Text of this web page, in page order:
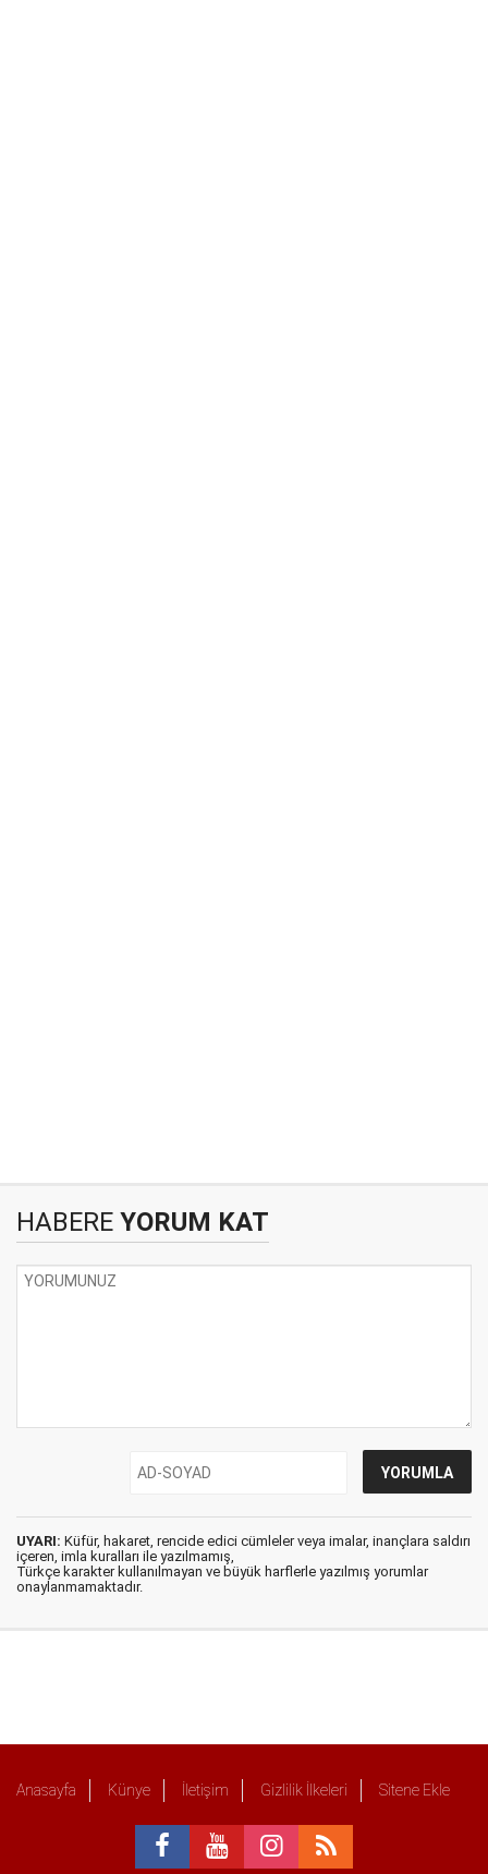
HABERE YORUM KAT
UYARI: Küfür, hakaret, rencide edici cümleler veya imalar, inançlara saldırı
içeren, imla kuralları ile yazılmamış,
Türkçe karakter kullanılmayan ve büyük harflerle yazılmış yorumlar
onaylanmamaktadır.
Anasayfa Künye İletişim Gizlilik İlkeleri Sitene Ekle